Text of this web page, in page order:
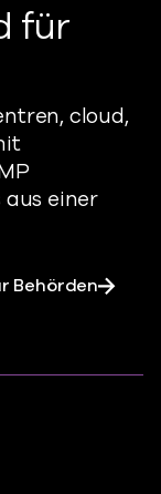
für
cloud,
einer
Behörden